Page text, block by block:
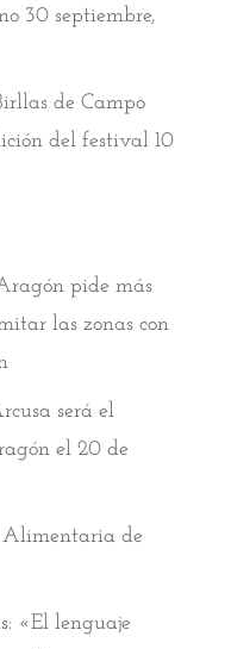
30 septiembre,
de Campo
del festival 10
pide más
las zonas con
será el
el 20 de
Alimentaria de
«El lenguaje